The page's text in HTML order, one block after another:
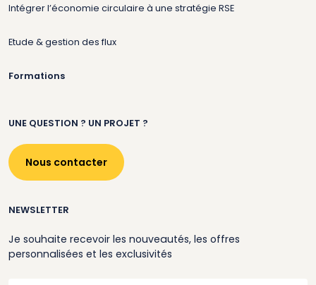
Intégrer l’économie circulaire à une stratégie RSE
Etude & gestion des flux
Formations
UNE QUESTION ? UN PROJET ?
Nous contacter
NEWSLETTER
Je souhaite recevoir les nouveautés, les offres
personnalisées et les exclusivités